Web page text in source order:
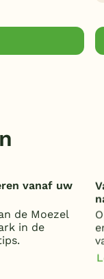
vanaf uw
de Moezel
in de